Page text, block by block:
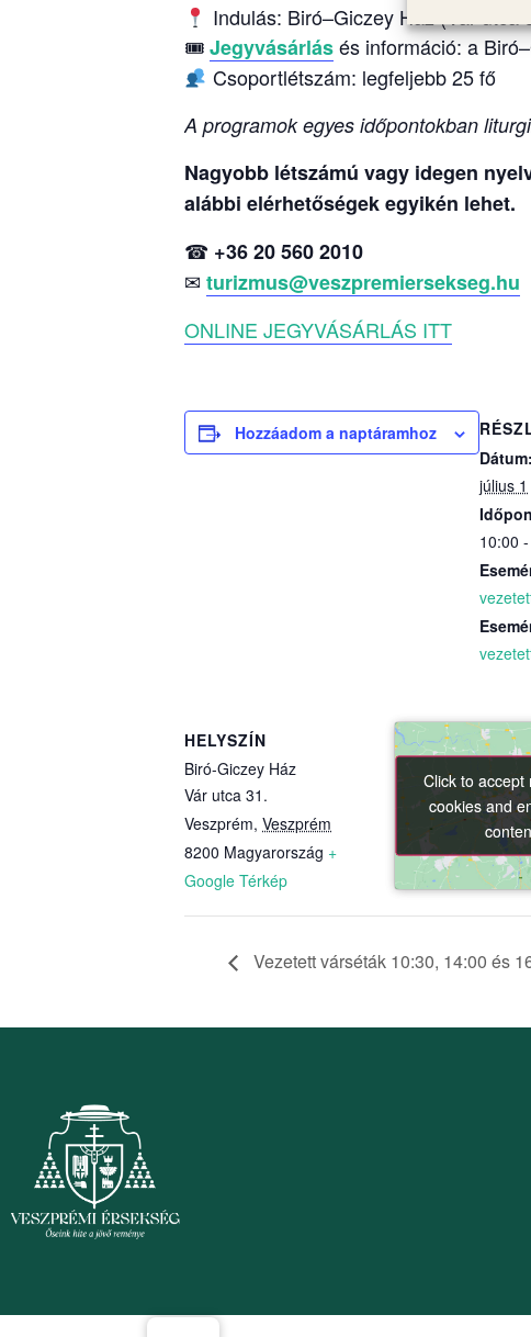
Indulás: Biró–Giczey Ház (Vár utca
🎟Jegyvásárlásés információ: a
Csoportlétszám: legfeljebb 25 fő
A programok egyes időpontokban
Nagyobb létszámú vagy idegen
alábbi elérhetőségek egyikén lehet.
☎ +36 20 560 2010
✉ turizmus@veszpremiersekseg.hu
ONLINE JEGYVÁSÁRLÁS ITT
Hozzáadom a naptáramhoz
Dátum:
július 1
10:00
HELYSZÍN
Biró-Giczey Ház
Vár utca 31.
Veszprém, Veszprém
8200 Magyarország +
Google Térkép
Click to accept
cookies and
Click to accept
cookies and
Vezetett várséták 10:30, 14:00 és